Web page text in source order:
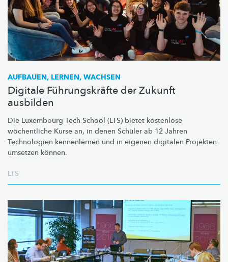
AUFBAUEN, LERNEN, WACHSEN
Digitale Führungskräfte der Zukunft
ausbilden
Die Luxembourg Tech School (LTS) bietet kostenlose
wöchentliche Kurse an, in denen Schüler ab 12 Jahren
Technologien kennenlernen und in eigenen digitalen Projekten
umsetzen können.
LTS